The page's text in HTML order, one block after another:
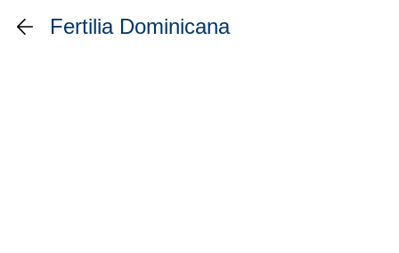
Fertilia Dominicana